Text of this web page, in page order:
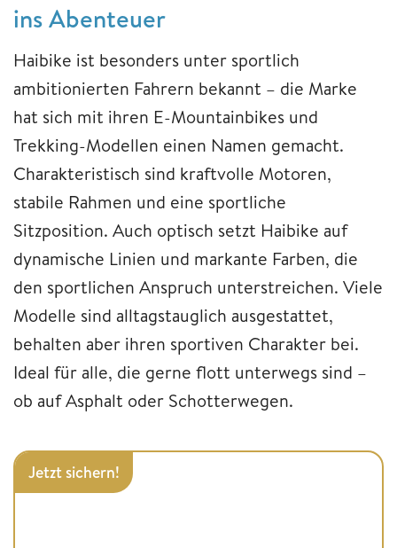
ins Abenteuer
Haibike ist besonders unter sportlich
ambitionierten Fahrern bekannt – die Marke
hat sich mit ihren E-Mountainbikes und
Trekking-Modellen einen Namen gemacht.
Charakteristisch sind kraftvolle Motoren,
stabile Rahmen und eine sportliche
Sitzposition. Auch optisch setzt Haibike auf
dynamische Linien und markante Farben, die
den sportlichen Anspruch unterstreichen. Viele
Modelle sind alltagstauglich ausgestattet,
behalten aber ihren sportiven Charakter bei.
Ideal für alle, die gerne flott unterwegs sind –
ob auf Asphalt oder Schotterwegen.
Jetzt sichern!